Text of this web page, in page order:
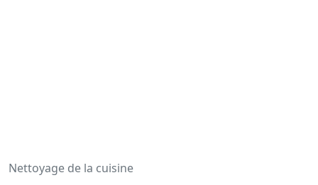
Nettoyage de la cuisine